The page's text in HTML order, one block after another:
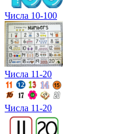
Числа 10-100
Числа 11-20
Числа 11-20